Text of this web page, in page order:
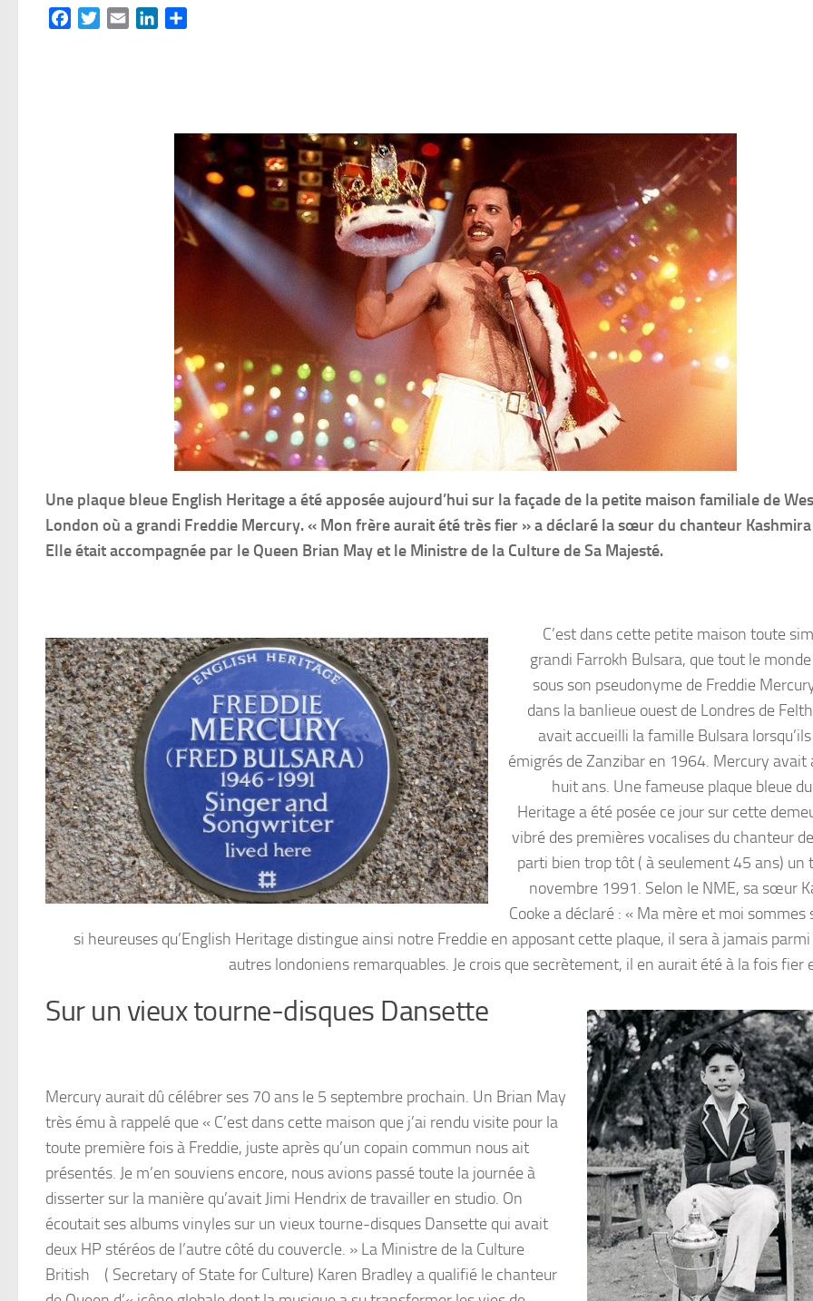
FacebookTwitterEmail LinkedIn
Une plaque bleue English Heritage a été apposée aujourd’hui sur la façade de la petite maison familiale de
London où a grandi Freddie Mercury. « Mon frère aurait été très fier » a déclaré la sœur du chanteur Kashmira
Elle était accompagnée par le Queen Brian May et le Ministre de la Culture de Sa Majesté.
C’est dans cette petite maison toute
grandi Farrokh Bulsara, que tout le
sous son pseudonyme de Freddie
dans la banlieue ouest de Londres de
avait accueilli la famille Bulsara
émigrés de Zanzibar en 1964. Mercury avait
huit ans. Une fameuse plaque bleue
Heritage a été posée ce jour sur cette
vibré des premières vocalises du chanteur
parti bien trop tôt ( à seulement 45 ans) un
novembre 1991. Selon le NME, sa sœur
Cooke a déclaré : « Ma mère et moi sommes
si heureuses qu’English Heritage distingue ainsi notre Freddie en apposant cette plaque, il sera à jamais
autres londoniens remarquables. Je crois que secrètement, il en aurait été à la fois fier
Sur un vieux tourne-disques Dansette
Mercury aurait dû célébrer ses 70 ans le 5 septembre prochain. Un Brian May
très ému à rappelé que « C’est dans cette maison que j’ai rendu visite pour la
toute première fois à Freddie, juste après qu’un copain commun nous ait
présentés. Je m’en souviens encore, nous avions passé toute la journée à
disserter sur la manière qu’avait Jimi Hendrix de travailler en studio. On
écoutait ses albums vinyles sur un vieux tourne-disques Dansette qui avait
deux HP stéréos de l’autre côté du couvercle. » La Ministre de la Culture
British ( Secretary of State for Culture) Karen Bradley a qualifié le chanteur